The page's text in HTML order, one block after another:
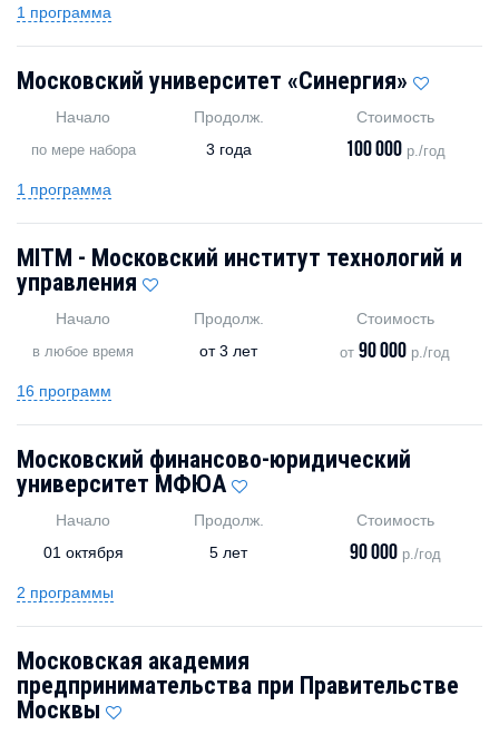
1 программа
Московский университет «Синергия»
Начало
по мере набора
Продолж.
3 года
Стоимость
100 000р./год
1 программа
MITM - Московский институт технологий и
управления
Начало
в любое время
Продолж.
от3 лет
Стоимость
от90 000 р./год
16 программ
Московский финансово-юридический
университет МФЮА
Начало
01 октября
Продолж.
5 лет
Стоимость
90 000р./год
2 программы
Московская академия
предпринимательства при Правительстве
Москвы